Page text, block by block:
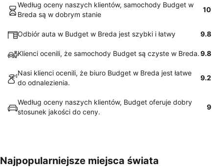
Według oceny naszych klientów, samochody Budget w
Breda są w dobrym stanie
10
Odbiór auta w Budget w Breda jest szybki i łatwy 9.8
Klienci ocenili, że samochody Budget są czyste w Breda.9.8
Nasi klienci ocenili, że biuro Budget w Breda jest łatwe
do odnalezienia.
9.2
Według oceny naszych klientów, Budget oferuje dobry
stosunek jakości do ceny.
9
Najpopularniejsze miejsca świata